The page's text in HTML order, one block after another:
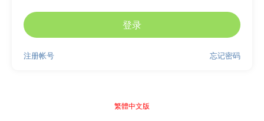
登录
忘记密码
注册帐号
繁體中文版